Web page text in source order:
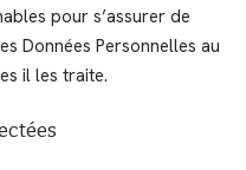
pour s’assurer de
Données Personnelles au
il les traite.